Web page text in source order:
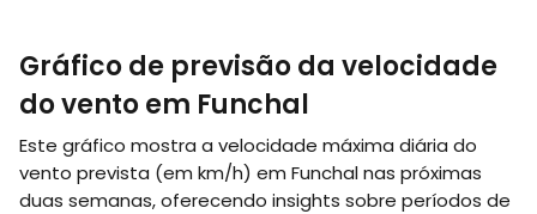
Gráfico de previsão da velocidade
do vento em Funchal
Este gráfico mostra a velocidade máxima diária do
vento prevista (em km/h) em Funchal nas próximas
duas semanas, oferecendo insights sobre períodos de